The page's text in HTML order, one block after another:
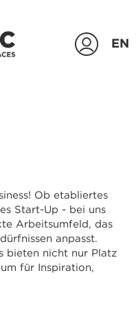
EN
Ob etabliertes
Start-Up - bei uns
Arbeitsumfeld, das
anpasst.
bieten nicht nur Platz
für Inspiration,